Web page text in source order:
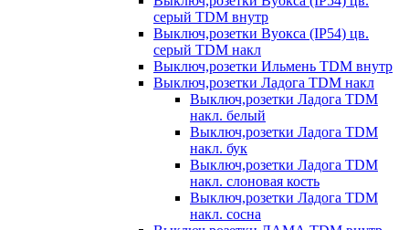
серый TDM внутр
Выключ,розетки Вуокса (IP54) цв.
серый TDM накл
Выключ,розетки Ильмень TDM внутр
Выключ,розетки Ладога TDM накл
Выключ,розетки Ладога TDM
накл. белый
Выключ,розетки Ладога TDM
накл. бук
Выключ,розетки Ладога TDM
накл. слоновая кость
Выключ,розетки Ладога TDM
накл. сосна